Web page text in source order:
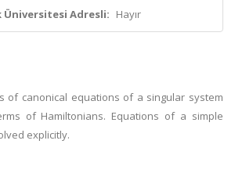
Üniversitesi Adresli: Hayır
of canonical equations of a singular system
of Hamiltonians. Equations of a simple
explicitly.